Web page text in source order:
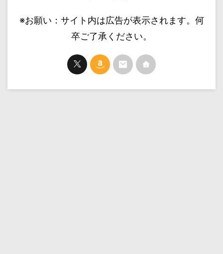
※お願い：サイト内は広告が表示されます。何
卒ご了承ください。